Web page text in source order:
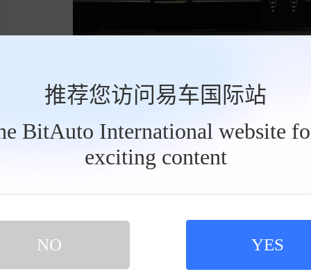
推荐您访问易车国际站
BitAuto International website
exciting content
NO YES